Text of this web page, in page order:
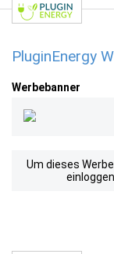
PluginEnergy
Werbebanner
Um dieses